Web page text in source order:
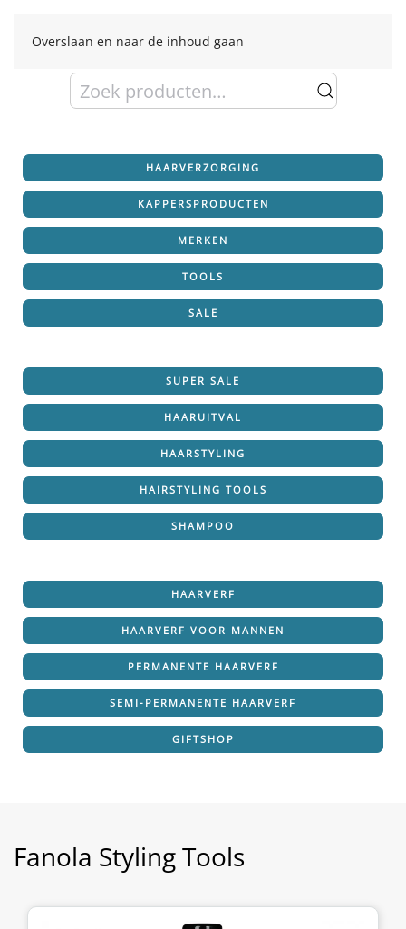
Overslaan en naar de inhoud gaan
Zoeken
naar:
HAARVERZORGING
KAPPERSPRODUCTEN
MERKEN
TOOLS
SALE
SUPER SALE
HAARUITVAL
HAARSTYLING
HAIRSTYLING TOOLS
SHAMPOO
HAARVERF
HAARVERF VOOR MANNEN
PERMANENTE HAARVERF
SEMI-PERMANENTE HAARVERF
GIFTSHOP
Fanola Styling Tools